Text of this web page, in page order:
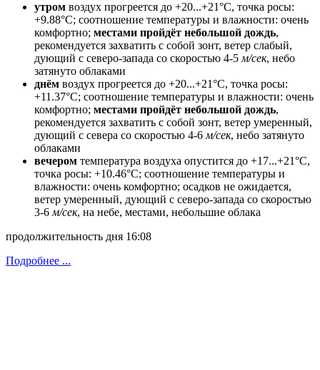
утром воздух прогреется до +20...+21°C, точка росы:
+9.88°C; соотношение температуры и влажности: очень
комфортно; местами пройдёт небольшой дождь,
рекомендуется захватить с собой зонт, ветeр слабый,
дующий с северо-запада со скоростью 4-5м/сек, небо
затянуто облаками
днём воздух прогреется до +20...+21°C, точка росы:
+11.37°C; соотношение температуры и влажности: очень
комфортно; местами пройдёт небольшой дождь,
рекомендуется захватить с собой зонт, ветeр умеренный,
дующий с севера со скоростью 4-6м/сек, небо затянуто
облаками
вечером температура воздуха опустится до +17...+21°C,
точка росы: +10.46°C; соотношение температуры и
влажности: очень комфортно; осадков не ожидается,
ветeр умеренный, дующий с северо-запада со скоростью
3-6м/сек, на небе, местами, небольшие облака
продолжительность дня 16:08
Подробнее ...